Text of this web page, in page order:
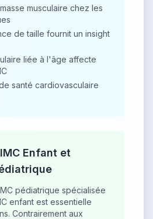
musculaire chez les
de taille fournit un insight
liée à l'âge affecte
santé cardiovasculaire
Enfant et
pédiatrique spécialisée
enfant est essentielle
Contrairement aux